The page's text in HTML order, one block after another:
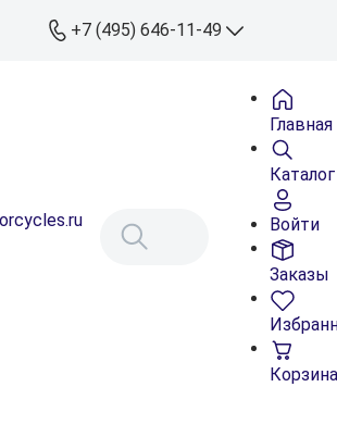
+7 (495) 646-11-49
Главная
Каталог
Войти
Заказы
Корзина